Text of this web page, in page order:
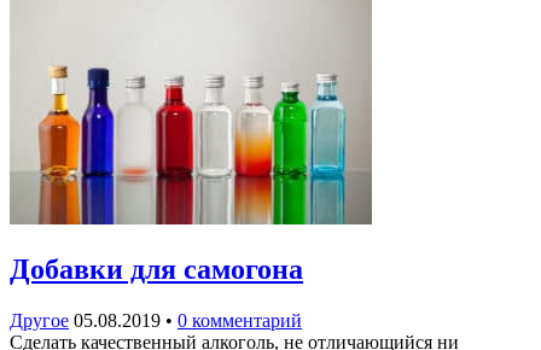
Добавки для самогона
Другое 05.08.2019 • 0 комментарий
Сделать качественный алкоголь, не отличающийся ни